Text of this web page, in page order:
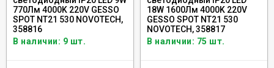
770Лм 4000K 220V GESSO
SPOT NT21 530 NOVOTECH,
358816
В наличии: 9 шт.
18W 1600Лм 4000K 220V
GESSO SPOT NT21 530
NOVOTECH, 358817
В наличии: 75 шт.